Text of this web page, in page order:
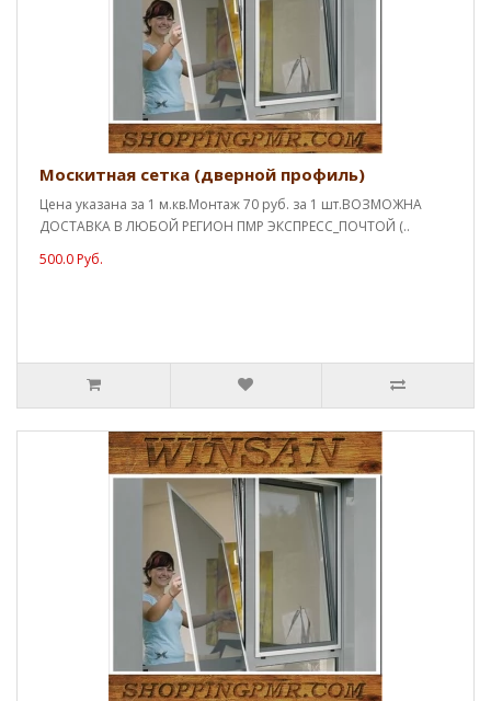
Москитная сетка (дверной профиль)
Цена указана за 1 м.кв.Монтаж 70 руб. за 1 шт.ВОЗМОЖНА
ДОСТАВКА В ЛЮБОЙ РЕГИОН ПМР ЭКСПРЕСС_ПОЧТОЙ (..
500.0 Руб.